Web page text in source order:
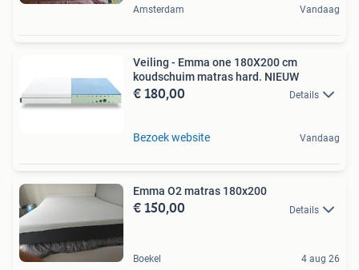
Amsterdam Vandaag
Veiling - Emma one 180X200 cm
koudschuim matras hard. NIEUW
€ 180,00 Details
Bezoek website Vandaag
Emma O2 matras 180x200
€ 150,00 Details
Boekel 4 aug 26